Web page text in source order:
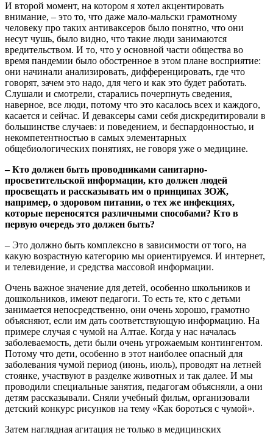
И второй момент, на котором я хотел акцентировать
внимание, – это то, что даже мало-мальски грамотному
человеку про таких антиваксеров было понятно, что они
несут чушь, было видно, что такие люди занимаются
вредительством. И то, что у основной части общества во
время пандемии было обостренное в этом плане восприятие:
они начинали анализировать, дифференцировать, где что
говорят, зачем это надо, для чего и как это будет работать.
Слушали и смотрели, старались почерпнуть сведения,
наверное, все люди, потому что это касалось всех и каждого,
касается и сейчас. И деваксеры сами себя дискредитировали в
большинстве случаев: и поведением, и беспардонностью, и
некомпетентностью в самых элементарных
общебиологических понятиях, не говоря уже о медицине.
– Кто должен быть проводниками санитарно-
просветительской информации, кто должен людей
просвещать и рассказывать им о принципах ЗОЖ,
например, о здоровом питании, о тех же инфекциях,
которые переносятся различными способами? Кто в
первую очередь это должен быть?
– Это должно быть комплексно в зависимости от того, на
какую возрастную категорию мы ориентируемся. И интернет,
и телевидение, и средства массовой информации.
Очень важное значение для детей, особенно школьников и
дошкольников, имеют педагоги. То есть те, кто с детьми
занимается непосредственно, они очень хорошо, грамотно
объясняют, если им дать соответствующую информацию. На
примере случая с чумой на Алтае. Когда у нас началась
заболеваемость, дети были очень угрожаемым контингентом.
Потому что дети, особенно в этот наиболее опасный для
заболевания чумой период (июнь, июль), проводят на летней
стоянке, участвуют в разделке животных и так далее. И мы
проводили специальные занятия, педагогам объясняли, а они
детям рассказывали. Сняли учебный фильм, организовали
детский конкурс рисунков на тему «Как бороться с чумой».
Затем наглядная агитация не только в медицинских